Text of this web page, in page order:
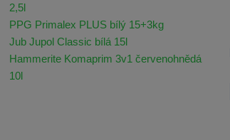
2,5l
PPG Primalex PLUS bílý 15+3kg
Jub Jupol Classic bílá 15l
Hammerite Komaprim 3v1 červenohnědá
10l